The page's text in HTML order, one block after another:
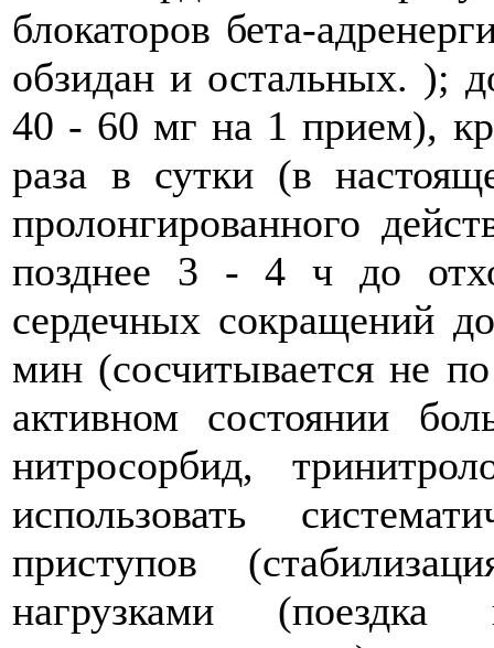
блокаторов бета-
обзидан и остальных. );
40 - 60 мг на 1 прием),
раза в сутки (в
пролонгированного
позднее 3 - 4 ч до
сердечных сокращений
мин (сосчитывается не
активном состоянии
нитросорбид,
использовать
приступов
нагрузками